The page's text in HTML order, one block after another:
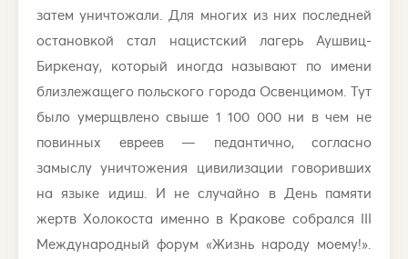
затем уничтожали. Для многих из них последней
остановкой стал нацистский лагерь Аушвиц-
Биркенау, который иногда называют по имени
близлежащего польского города Освенцимом. Тут
было умерщвлено свыше 1 100 000 ни в чем не
повинных евреев — педантично, согласно
замыслу уничтожения цивилизации говоривших
на языке идиш. И не случайно в День памяти
жертв Холокоста именно в Кракове собрался III
Международный форум «Жизнь народу моему!».